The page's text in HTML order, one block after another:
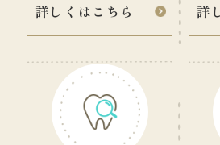
詳しくはこちら 詳